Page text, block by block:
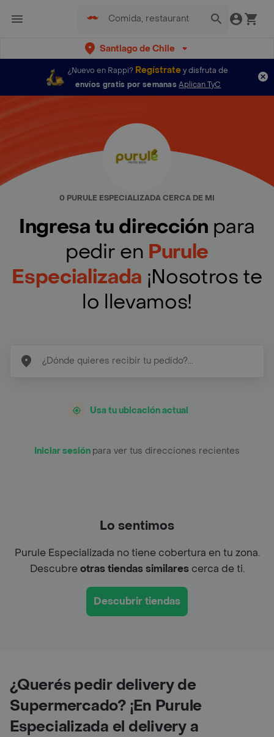
Santiago de Chile
¿Nuevo en Rappi? Regístratey disfruta de
envíos gratis por semanas Aplican TyC
0 PURULE ESPECIALIZADA CERCA DE MI
Ingresa tu dirección para
pedir en Purule
Especializada ¡Nosotros te
lo llevamos!
Usa tu ubicación actual
Iniciar sesión para ver tus direcciones recientes
Lo sentimos
Purule Especializada no tiene cobertura en tu zona.
Descubreotras tiendas similarescerca de ti.
Descubrir tiendas
¿Querés pedir delivery de
Supermercado? ¡En Purule
Especializada el delivery a